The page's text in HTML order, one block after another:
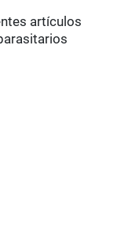
artículos